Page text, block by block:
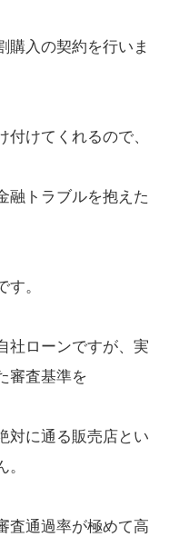
購入の契約を行いま
けてくれるので、
融トラブルを抱えた
。
社ローンですが、実
審査基準を
対に通る販売店とい
査通過率が極めて高